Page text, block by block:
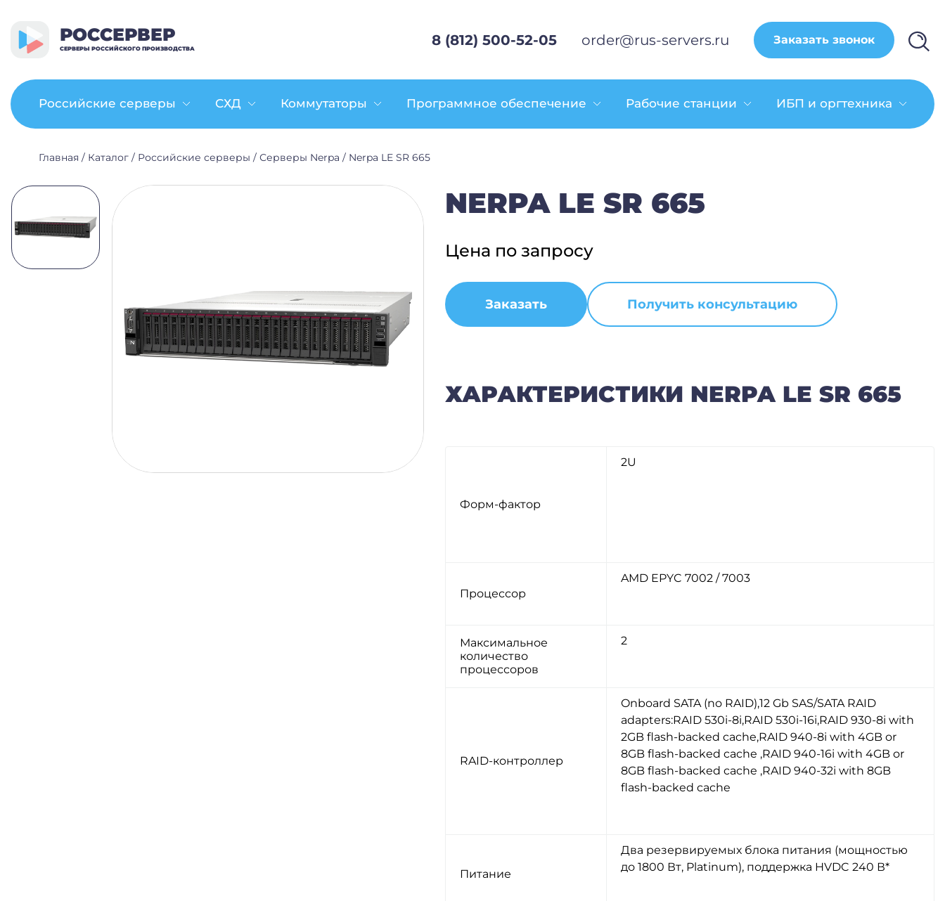
РОССЕРВЕР
СЕРВЕРЫ РОССИЙСКОГО ПРОИЗВОДСТВА 8 (812) 500-52-05 order@rus-servers.ru Заказать звонок
Российские серверы СХД Коммутаторы Программное обеспечение Рабочие станции ИБП и оргтехника
Главная / Каталог / Российские серверы / Серверы Nerpa / Nerpa LE SR 665
NERPA LE SR 665
Цена по запросу
Заказать Получить консультацию
ХАРАКТЕРИСТИКИ NERPA LE SR 665
Форм-фактор
2U
Процессор
AMD EPYC 7002 / 7003
Максимальное
количество
процессоров
2
RAID-контроллер
Onboard SATA (no RAID),12 Gb SAS/SATA RAID
adapters:RAID 530i-8i,RAID 530i-16i,RAID 930-8i with
2GB flash-backed cache,RAID 940-8i with 4GB or
8GB flash-backed cache ,RAID 940-16i with 4GB or
8GB flash-backed cache ,RAID 940-32i with 8GB
flash-backed cache
Питание
Два резервируемых блока питания (мощностью
до 1800 Вт, Platinum), поддержка HVDC 240 В*